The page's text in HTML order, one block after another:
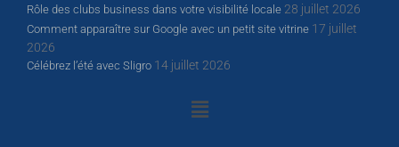
Rôle des clubs business dans votre visibilité locale 28 juillet 2026
Comment apparaître sur Google avec un petit site vitrine 17 juillet
2026
Célébrez l’été avec Sligro 14 juillet 2026